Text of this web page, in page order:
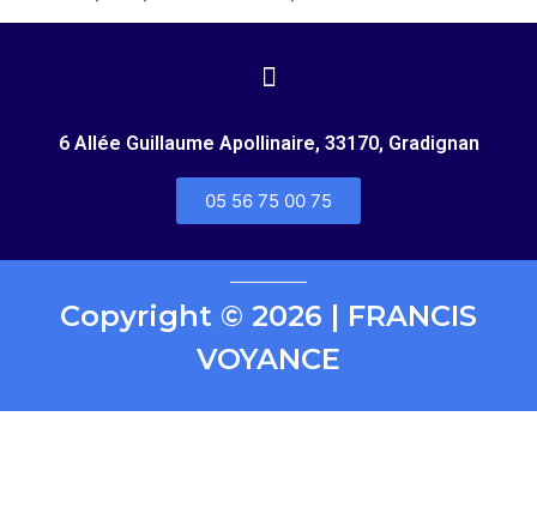
6 Allée Guillaume Apollinaire, 33170, Gradignan
05 56 75 00 75
Copyright © 2026 | FRANCIS
VOYANCE